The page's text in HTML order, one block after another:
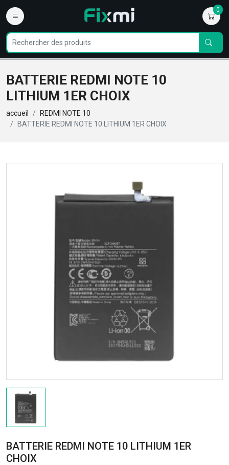
0
BATTERIE REDMI NOTE 10
LITHIUM 1ER CHOIX
accueil
REDMI NOTE 10
BATTERIE REDMI NOTE 10 LITHIUM 1ER CHOIX
BATTERIE REDMI NOTE 10 LITHIUM 1ER
CHOIX